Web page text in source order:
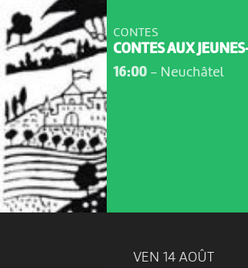
CONTES
CONTES AUX
16:00- Neuchâtel
VEN 14 AOÛT